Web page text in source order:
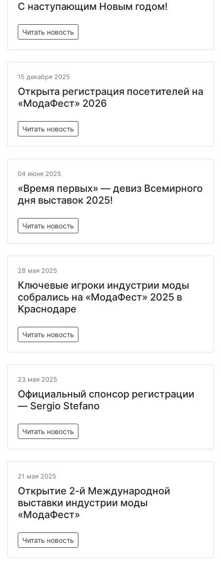
С наступающим Новым годом!
Читать новость
15 декабря 2025
Открыта регистрация посетителей на
«МодаФест» 2026
Читать новость
04 июня 2025
«Время первых» — девиз Всемирного
дня выставок 2025!
Читать новость
28 мая 2025
Ключевые игроки индустрии моды
собрались на «МодаФест» 2025 в
Краснодаре
Читать новость
23 мая 2025
Официальный спонсор регистрации
— Sergio Stefano
Читать новость
21 мая 2025
Открытие 2-й Международной
выставки индустрии моды
«МодаФест»
Читать новость